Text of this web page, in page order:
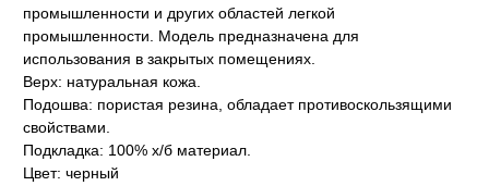
промышленности и других областей легкой
промышленности. Модель предназначена для
использования в закрытых помещениях.
Верх: натуральная кожа.
Подошва: пористая резина, обладает противоскользящими
свойствами.
Подкладка: 100% х/б материал.
Цвет: черный